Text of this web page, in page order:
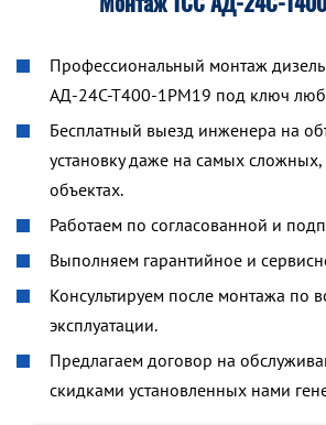
Профессиональный монтаж дизель
АД-24С-Т400-1РМ19 под ключ
Бесплатный выезд инженера на
установку даже на самых
объектах.
Работаем по согласованной и
Выполняем гарантийное и
Консультируем после монтажа по
эксплуатации.
Предлагаем договор на
скидками установленных нами